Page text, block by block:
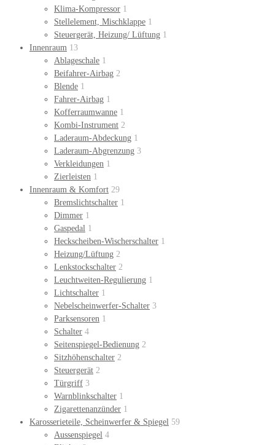
Klima-Kompressor 1
Stellelement, Mischklappe 1
Steuergerät, Heizung/ Lüftung 1
Innenraum 13
Ablageschale 1
Beifahrer-Airbag 2
Blende 1
Fahrer-Airbag 1
Kofferraumwanne 1
Kombi-Instrument 2
Laderaum-Abdeckung 1
Laderaum-Abgrenzung 3
Verkleidungen 1
Zierleisten 1
Innenraum & Komfort 29
Bremslichtschalter 1
Dimmer 1
Gaspedal 1
Heckscheiben-Wischerschalter 1
Heizung/Lüftung 2
Lenkstockschalter 2
Leuchtweiten-Regulierung 1
Lichtschalter 1
Nebelscheinwerfer-Schalter 3
Parksensoren 1
Schalter 4
Seitenspiegel-Bedienung 2
Sitzhöhenschalter 2
Steuergerät 2
Türgriff 3
Warnblinkschalter 1
Zigarettenanzünder 1
Karosserieteile, Scheinwerfer & Spiegel 59
Aussenspiegel 4